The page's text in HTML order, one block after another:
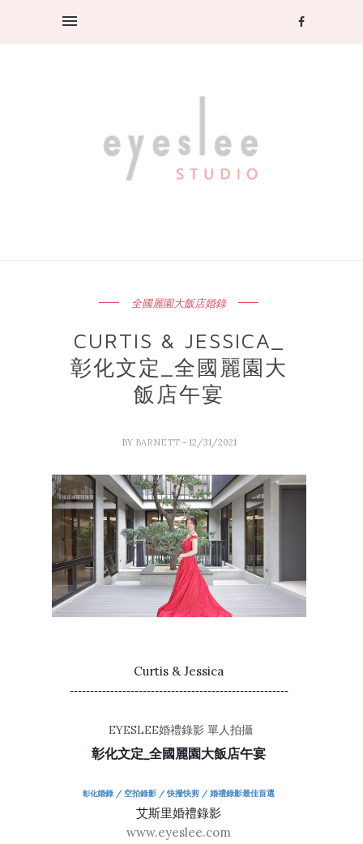
全國麗園大飯店婚錄
CURTIS & JESSICA_
彰化文定_全國麗園大
飯店午宴
BY BARNETT - 12/31/2021
Curtis & Jessica
------------------------------------------------------
EYESLEE婚禮錄影 單人拍攝
彰化文定_全國麗園大飯店午宴
彰化婚錄 / 空拍錄影 / 快撥快剪 / 婚禮錄影最佳首選
艾斯里婚禮錄影
www.eyeslee.com